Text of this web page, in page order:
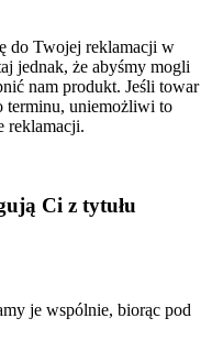
do Twojej reklamacji w
jednak, że abyśmy mogli
nam produkt. Jeśli towar
terminu, uniemożliwi to
reklamacji.
Ci z tytułu
je wspólnie, biorąc pod